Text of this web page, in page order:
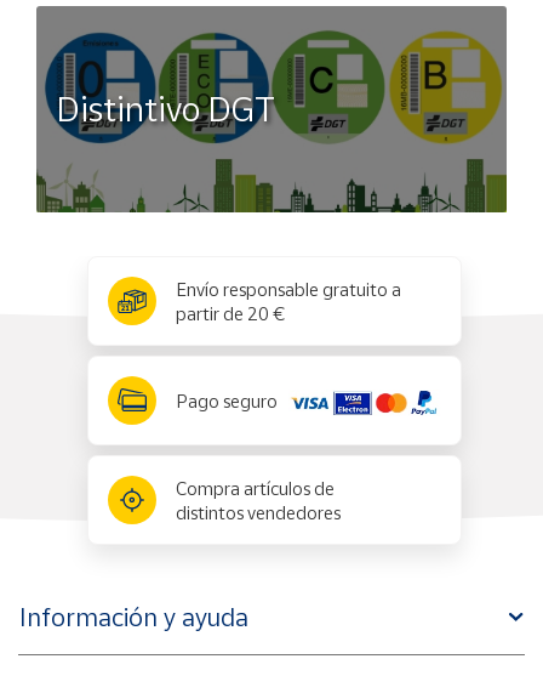
Distintivo DGT
Envío responsable gratuito a
partir de 20 €
Pago seguro
Compra artículos de
distintos vendedores
Información y ayuda